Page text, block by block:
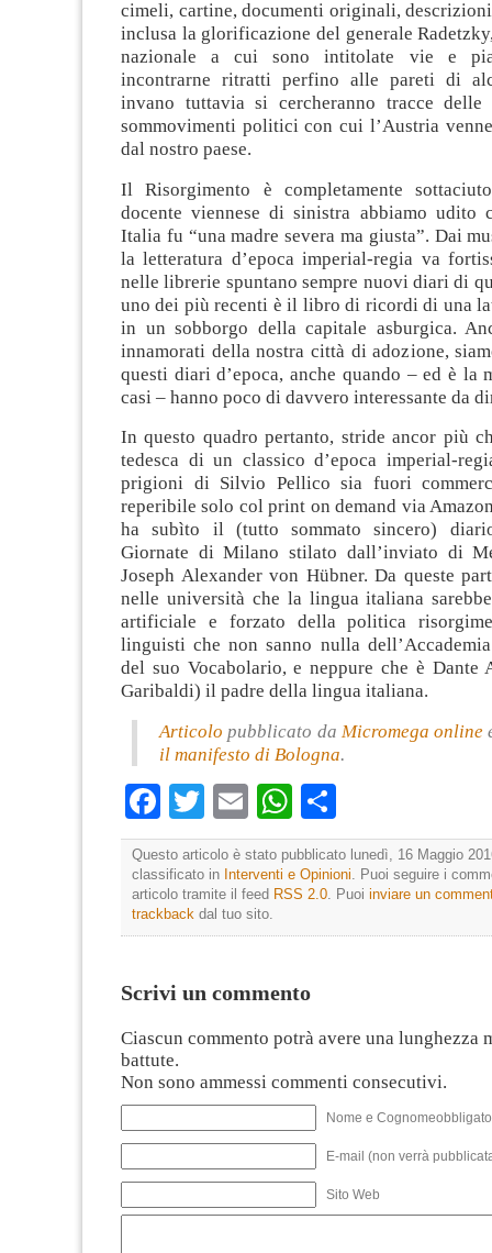
cimeli, cartine, documenti originali,
inclusa la glorificazione del generale
nazionale a cui sono intitolate vie e
incontrarne ritratti perfino alle pareti di
invano tuttavia si cercheranno tracce
sommovimenti politici con cui l’Austria
dal nostro paese.
Il Risorgimento è completamente
docente viennese di sinistra abbiamo udito
Italia fu “una madre severa ma giusta”. Dai
la letteratura d’epoca imperial-regia va
nelle librerie spuntano sempre nuovi diari di
uno dei più recenti è il libro di ricordi di una
in un sobborgo della capitale asburgica.
innamorati della nostra città di adozione,
questi diari d’epoca, anche quando – ed è la
casi – hanno poco di davvero interessante da
In questo quadro pertanto, stride ancor più
tedesca di un classico d’epoca imperial-
prigioni di Silvio Pellico sia fuori
reperibile solo col print on demand via
ha subìto il (tutto sommato sincero)
Giornate di Milano stilato dall’inviato di
Joseph Alexander von Hübner. Da queste
nelle università che la lingua italiana
artificiale e forzato della politica
linguisti che non sanno nulla
del suo Vocabolario, e neppure che è Dante
Garibaldi) il padre della lingua italiana.
Articolo pubblicato da Micromega online
il manifesto di Bologna.
Facebook
TwitterEmailWhatsApp
Questo articolo è stato pubblicato lunedì, 16 Maggio
classificato in Interventi e Opinioni . Puoi seguire i
articolo tramite il feed RSS 2.0 . Puoi inviare un
trackback dal tuo sito.
Scrivi un commento
Ciascun commento potrà avere una lunghezza
battute.
Non sono ammessi commenti consecutivi.
Nome e
E-mail (non verrà
Sito Web